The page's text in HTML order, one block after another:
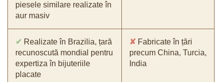
piesele similare realizate în
aur masiv
✔ Realizate în Brazilia, țară
recunoscută mondial pentru
expertiza în bijuteriile
placate
✘ Fabricate în țări
precum China, Turcia,
India